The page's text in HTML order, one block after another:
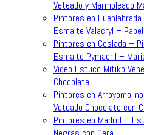
Veteado y Marmoleado
Pintores en
Esmalte Valacryl –
Pintores en Coslada –
Esmalte Pymacril –
Video Estuco Mitiko
Chocolate
Pintores en
Veteado Chocolate con
Pintores en Madrid –